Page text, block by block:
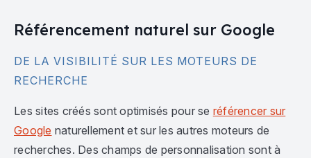
Référencement naturel sur Google
DE LA VISIBILITÉ SUR LES MOTEURS DE
RECHERCHE
Les sites créés sont optimisés pour se référencer sur
Google naturellement et sur les autres moteurs de
recherches. Des champs de personnalisation sont à